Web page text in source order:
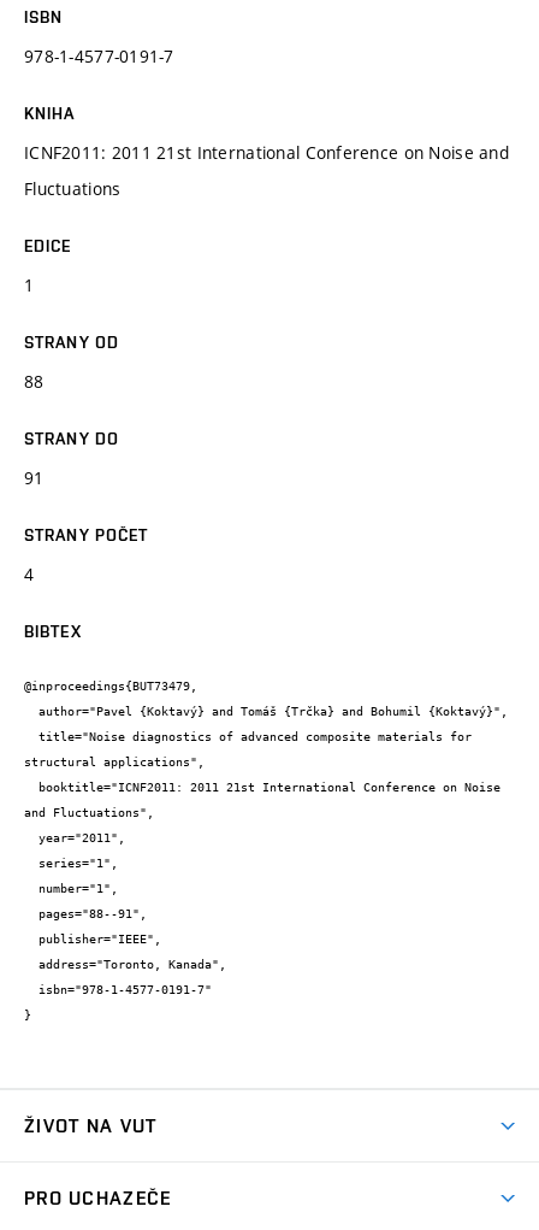
ISBN
978-1-4577-0191-7
KNIHA
ICNF2011: 2011 21st International Conference on Noise and
Fluctuations
EDICE
1
STRANY OD
88
STRANY DO
91
STRANY POČET
4
BIBTEX
@inproceedings{BUT73479,
structural applications",
and Fluctuations",
}
ŽIVOT NA VUT
PRO UCHAZEČE